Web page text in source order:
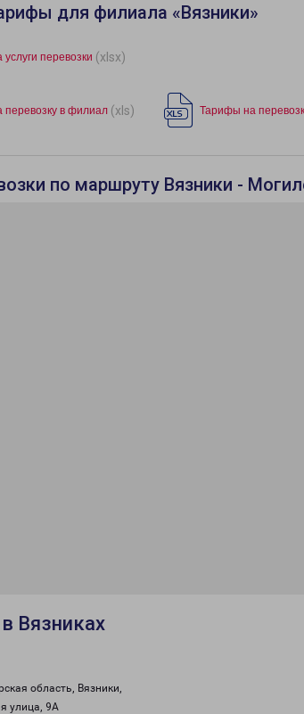
для филиала «Вязники»
перевозки (xlsx)
в филиал (xls) Тарифы на
по маршруту Вязники -
Вязниках
область, Вязники,
улица, 9А